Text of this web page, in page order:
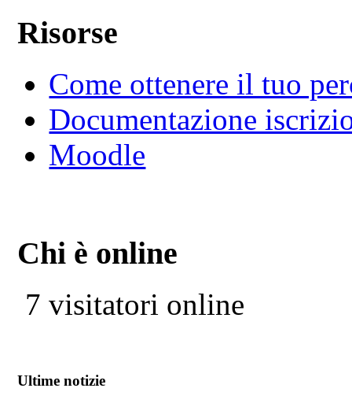
Risorse
Come ottenere il tuo
Documentazione
Moodle
Chi è online
7 visitatori online
Ultime notizie